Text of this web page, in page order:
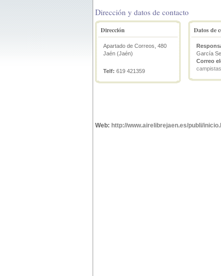
Dirección y datos de contacto
Dirección
Apartado de Correos, 480
Jaén (Jaén)
Telf: 619 421359
Datos de
García
Correo
Web: http://www.airelibrejaen.es/publi/